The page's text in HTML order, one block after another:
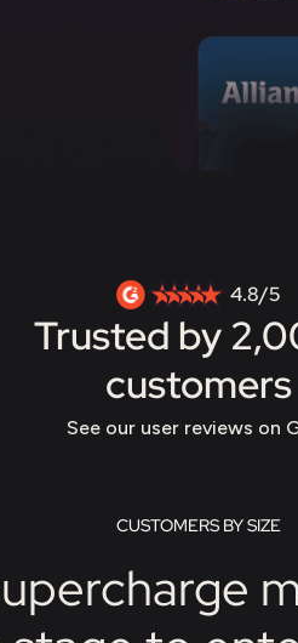
4.8/5
Trusted by
customers
See our user reviews on
CUSTOMERS BY SIZE